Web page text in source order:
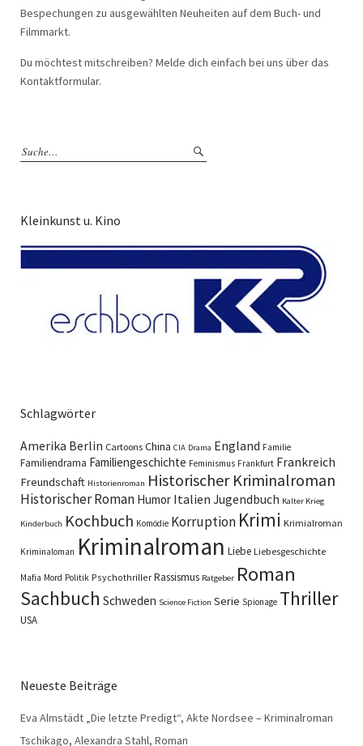
Bespechungen zu ausgewählten Neuheiten auf dem Buch- und
Filmmarkt.
Du möchtest mitschreiben? Melde dich einfach bei uns über das
Kontaktformular.
Kleinkunst u. Kino
Schlagwörter
Amerika Berlin Cartoons China CIA Drama England Familie
Familiendrama Familiengeschichte Feminismus Frankfurt Frankreich
Freundschaft Historienroman Historischer Kriminalroman
Historischer Roman Humor Italien Jugendbuch Kalter Krieg
Kinderbuch Kochbuch Komödie Korruption Krimi Krimialroman
Kriminaloman Kriminalroman Liebe Liebesgeschichte
Mafia Mord Politik Psychothriller Rassismus Ratgeber Roman
Sachbuch Schweden Science Fiction Serie Spionage Thriller
USA
Neueste Beiträge
Eva Almstädt „Die letzte Predigt“, Akte Nordsee – Kriminalroman
Tschikago, Alexandra Stahl, Roman